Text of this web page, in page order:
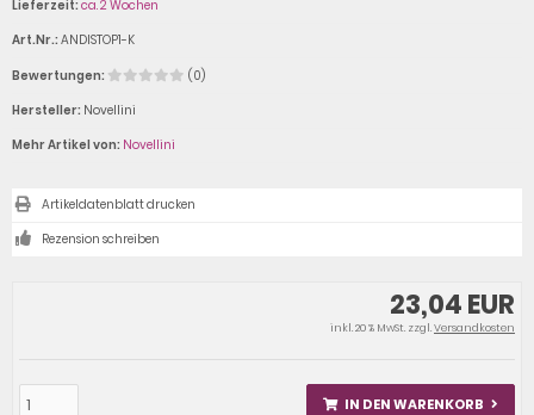
23,04 EUR
inkl. 20 % MwSt. zzgl.Versandkosten
IN DEN WARENKORB
Lieferzeit: ca. 2 Wochen
Art.Nr.: ANDISTOP1-K
Bewertungen:
(0)
Hersteller: Novellini
Mehr Artikel von: Novellini
Artikeldatenblatt drucken
Rezension schreiben